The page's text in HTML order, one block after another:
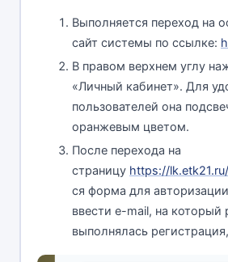
Выполняется переход на
сайт системы по ссылке:
В правом верхнем углу
«Личный кабинет». Для
пользователей она
оранжевым цветом.
После перехода на
страницу https://
ся форма для
ввести e-mail, на который
выполнялась